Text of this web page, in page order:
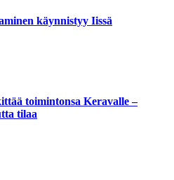
käynnistyy Iissä
toimintonsa Keravalle –
tilaa